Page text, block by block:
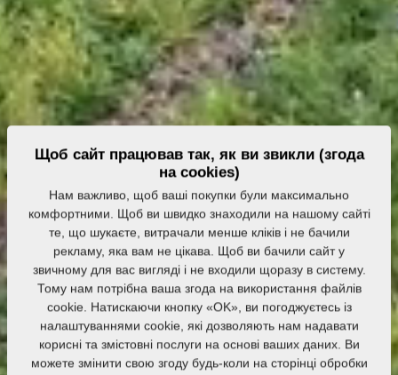
Щоб сайт працював так, як ви звикли (згода
на cookies)
Нам важливо, щоб ваші покупки були максимально
комфортними. Щоб ви швидко знаходили на нашому сайті
те, що шукаєте, витрачали менше кліків і не бачили
рекламу, яка вам не цікава. Щоб ви бачили сайт у
звичному для вас вигляді і не входили щоразу в систему.
Тому нам потрібна ваша згода на використання файлів
cookie. Натискаючи кнопку «OK», ви погоджуєтесь із
налаштуваннями cookie, які дозволяють нам надавати
корисні та змістовні послуги на основі ваших даних. Ви
можете змінити свою згоду будь-коли на сторінці обробки